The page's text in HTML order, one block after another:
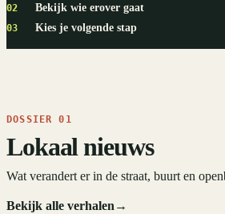
02 Bekijk wie erover gaat
03 Kies je volgende stap
DOSSIER 01
Lokaal nieuws
Wat verandert er in de straat, buurt en
Bekijk alle verhalen→